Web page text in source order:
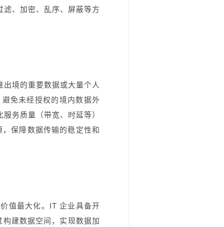
、加密、乱序、屏蔽等方
境的重要数据或大量个人
免未经授权的境内数据外
务质量（带宽、时延等）
保障数据传输的稳定性和
值最大化。 IT 企业具备开
构建数据空间，实现数据加